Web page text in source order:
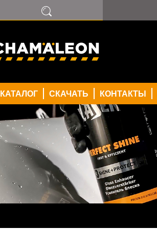
КАТАЛОГ СКАЧАТЬ КОНТАКТЫ